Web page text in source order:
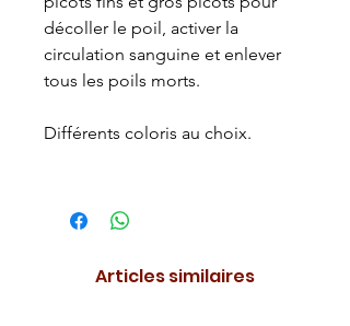
décoller le poil, activer la
circulation sanguine et enlever
tous les poils morts.
Différents coloris au choix.
Articles similaires